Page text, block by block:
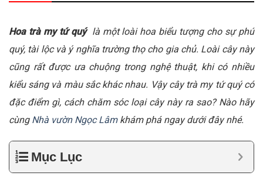
Hoa trà my tứ quý là một loài hoa biểu tượng cho sự phú
quý, tài lộc và ý nghĩa trường thọ cho gia chủ. Loài cây này
cũng rất được ưa chuộng trong nghệ thuật, khi có nhiều
kiểu sáng và màu sắc khác nhau. Vậy cây trà my tứ quý có
đặc điểm gì, cách chăm sóc loại cây này ra sao? Nào hãy
cùng Nhà vườn Ngọc Lâmkhám phá ngay dưới đây nhé.
Mục Lục